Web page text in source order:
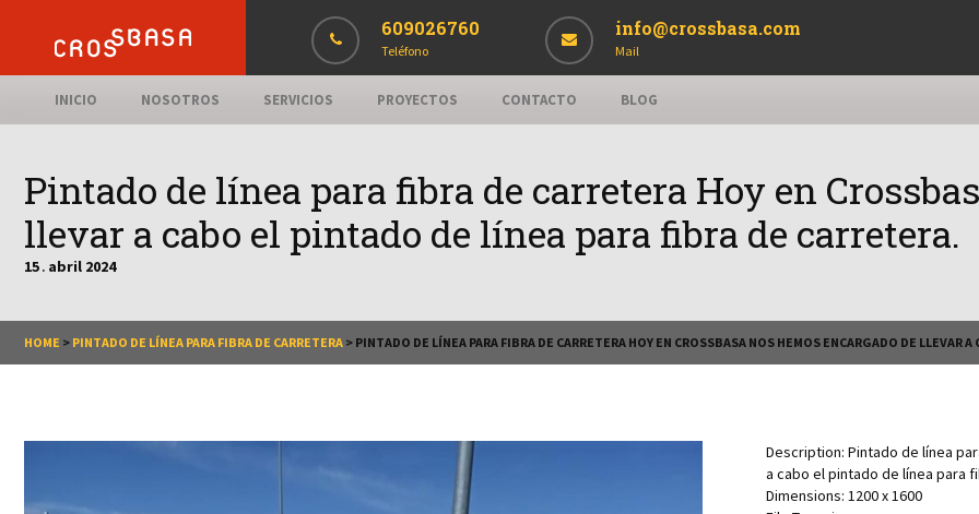
609026760
Teléfono
info@crossbasa.com
Mail
INICIO NOSOTROS SERVICIOS PROYECTOS CONTACTO BLOG
Pintado de línea para fibra de carretera Hoy en
llevar a cabo el pintado de línea para fibra de carretera.
15 . abril 2024
HOME > PINTADO DE LÍNEA PARA FIBRA DE CARRETERA > PINTADO DE LÍNEA PARA FIBRA DE CARRETERA HOY EN CROSSBASA NOS HEMOS ENCARGADO DE LLEVAR
Description: Pintado de línea
a cabo el pintado de línea para
Dimensions: 1200 x 1600